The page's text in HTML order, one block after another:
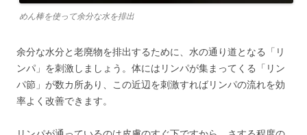
めん棒を使って余分な水を排出
余分な水分と老廃物を排出するために、水の通り道となる「リ
ンパ」を刺激しましょう。体にはリンパが集まってくる「リン
パ節」が数カ所あり、この近辺を刺激すればリンパの流れを効
率よく改善できます。